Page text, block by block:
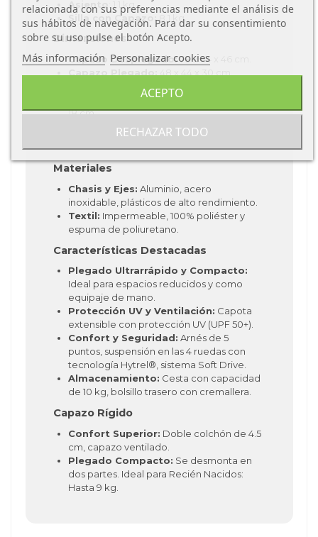
Asiento
Silla con Capazo:8.1 kg.
Dimensiones
Capazo Desplegado:78 x 44 x 46 cm.
Capazo Plegado:48 x 44 x 30 cm.
Chasis con Asiento:106 x 86 x 44 cm.
Chasis Plegado con Asiento:
18 cm.
Materiales
Chasis y Ejes: Aluminio, acero
inoxidable, plásticos de alto rendimiento.
Textil: Impermeable, 100% poliéster y
espuma de poliuretano.
Características Destacadas
Plegado Ultrarrápido y Compacto:
Ideal para espacios reducidos y como
equipaje de mano.
Protección UV y Ventilación: Capota
extensible con protección UV (UPF 50+).
Confort y Seguridad: Arnés de 5
puntos, suspensión en las 4 ruedas con
tecnología Hytrel®, sistema Soft Drive.
Almacenamiento: Cesta con capacidad
de 10 kg, bolsillo trasero con cremallera.
Capazo Rígido
Confort Superior: Doble colchón de 4.5
cm, capazo ventilado.
Plegado Compacto: Se desmonta en
dos partes. Ideal para Recién Nacidos:
Hasta 9 kg.
relacionada con sus preferencias mediante el análisis de
sus hábitos de navegación. Para dar su consentimiento
sobre su uso pulse el botón Acepto.
Más información Personalizar cookies
RECHAZAR TODO
ACEPTO